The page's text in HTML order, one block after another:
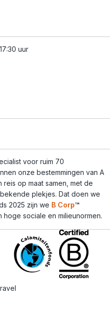
uur
voor ruim 70
onze bestemmingen van A
op maat samen, met de
plekjes. Dat doen we
2025 zijn we B Corp™
sociale en milieunormen.